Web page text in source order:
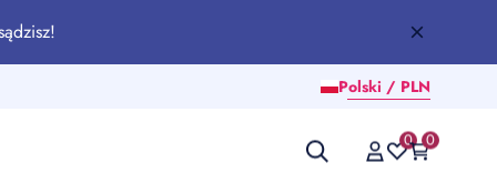
Polski / PLN
0 0